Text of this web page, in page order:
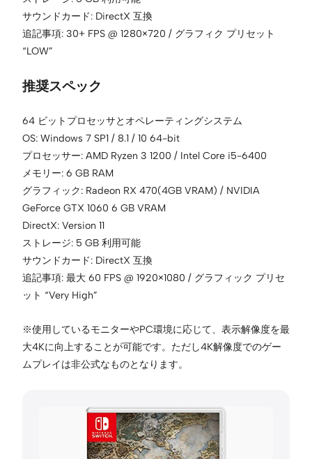
サウンドカード: DirectX 互換
追記事項: 30+ FPS @ 1280×720 / グラフィク プリセット
“LOW”
推奨スペック
64 ビットプロセッサとオペレーティングシステム
OS: Windows 7 SP1 / 8.1 / 10 64-bit
プロセッサー: AMD Ryzen 3 1200 / Intel Core i5-6400
メモリー: 6 GB RAM
グラフィック: Radeon RX 470(4GB VRAM) / NVIDIA
GeForce GTX 1060 6 GB VRAM
DirectX: Version 11
ストレージ: 5 GB 利用可能
サウンドカード: DirectX 互換
追記事項: 最大 60 FPS @ 1920×1080 / グラフィック プリセ
ット “Very High”
※使用しているモニターやPC環境に応じて、表示解像度を最
大4Kに向上することが可能です。ただし4K解像度でのゲー
ムプレイは非公式なものとなります。